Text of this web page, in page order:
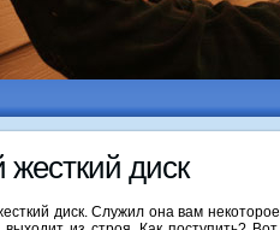
диск
диск. Служил она вам некоторое